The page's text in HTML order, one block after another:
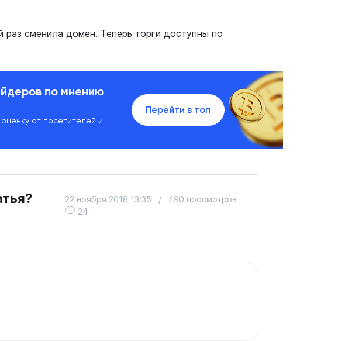
сменила домен. Теперь торги доступны по
по мнению
от посетителей и
Перейти в топ
22 ноября 2018 13:35 /
490 просмотров
24